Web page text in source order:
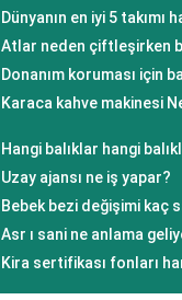
Dünyanın en iyi 5 takımı
Atlar neden çiftleşirken
Donanım koruması için
Karaca kahve makinesi
Hangi balıklar hangi
Uzay ajansı ne iş yapar?
Bebek bezi değişimi kaç
Asr ı sani ne anlama
Kira sertifikası fonları